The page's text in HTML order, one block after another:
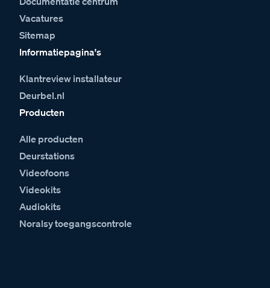
Vacatures
Sitemap
Informatiepagina's
Klantreview installateur
Deurbel.nl
Producten
Alle producten
Deurstations
Videofoons
Videokits
Audiokits
Noralsy toegangscontrole